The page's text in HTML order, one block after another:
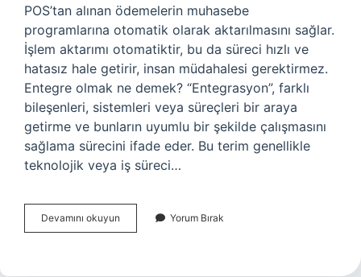
POS’tan alınan ödemelerin muhasebe
programlarına otomatik olarak aktarılmasını sağlar.
İşlem aktarımı otomatiktir, bu da süreci hızlı ve
hatasız hale getirir, insan müdahalesi gerektirmez.
Entegre olmak ne demek? “Entegrasyon”, farklı
bileşenleri, sistemleri veya süreçleri bir araya
getirme ve bunların uyumlu bir şekilde çalışmasını
sağlama sürecini ifade eder. Bu terim genellikle
teknolojik veya iş süreci…
Devamını okuyun
Entegre
Yorum Bırak